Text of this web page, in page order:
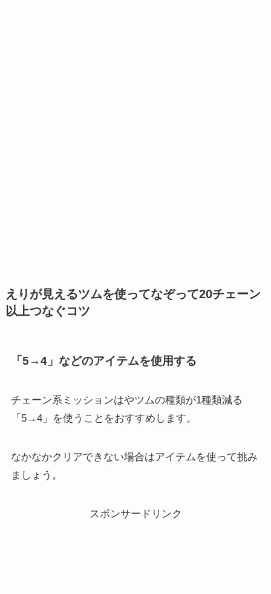
えりが見えるツムを使ってなぞって20チェーン
以上つなぐコツ
「5→4」などのアイテムを使用する
チェーン系ミッションはやツムの種類が1種類減る
「5→4」を使うことをおすすめします。
なかなかクリアできない場合はアイテムを使って挑み
ましょう。
スポンサードリンク